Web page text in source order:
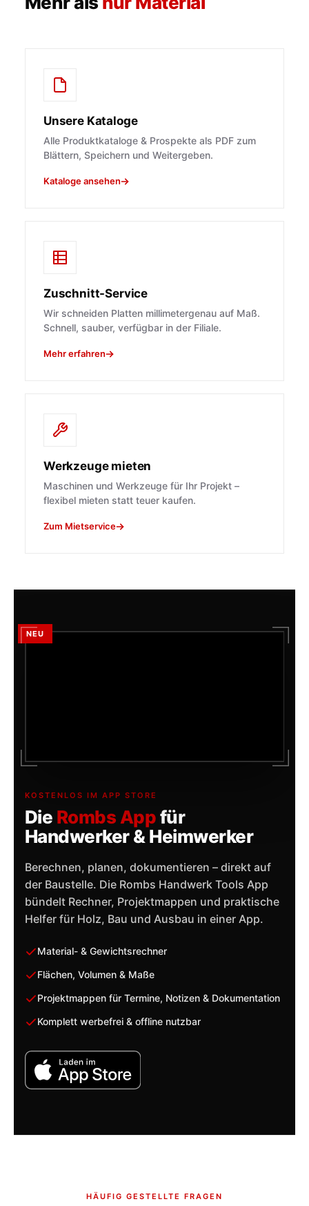
Unsere Kataloge
Alle Produktkataloge & Prospekte als PDF zum
Blättern, Speichern und Weitergeben.
Kataloge ansehen
Zuschnitt-Service
Wir schneiden Platten millimetergenau auf Maß.
Schnell, sauber, verfügbar in der Filiale.
Mehr erfahren
Werkzeuge mieten
Maschinen und Werkzeuge für Ihr Projekt –
flexibel mieten statt teuer kaufen.
Zum Mietservice
KOSTENLOS IM APP STORE
Die Rombs Appfür
Handwerker & Heimwerker
Berechnen, planen, dokumentieren – direkt auf
der Baustelle. Die Rombs Handwerk Tools App
bündelt Rechner, Projektmappen und praktische
Helfer für Holz, Bau und Ausbau in einer App.
Material- & Gewichtsrechner
Flächen, Volumen & Maße
Projektmappen für Termine, Notizen & Dokumentation
Komplett werbefrei & offline nutzbar
NEU
HÄUFIG GESTELLTE FRAGEN